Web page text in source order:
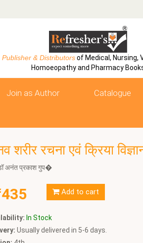
Publisher & Distributorsof Medical, Nursing,
Homoeopathy and Pharmacy
Join as Author Catalogue
शरीर रचना एवं क्रिया
अनंत प्रकाश गुप�
Add to cart
In Stock
Usually delivered in 5-6 days.